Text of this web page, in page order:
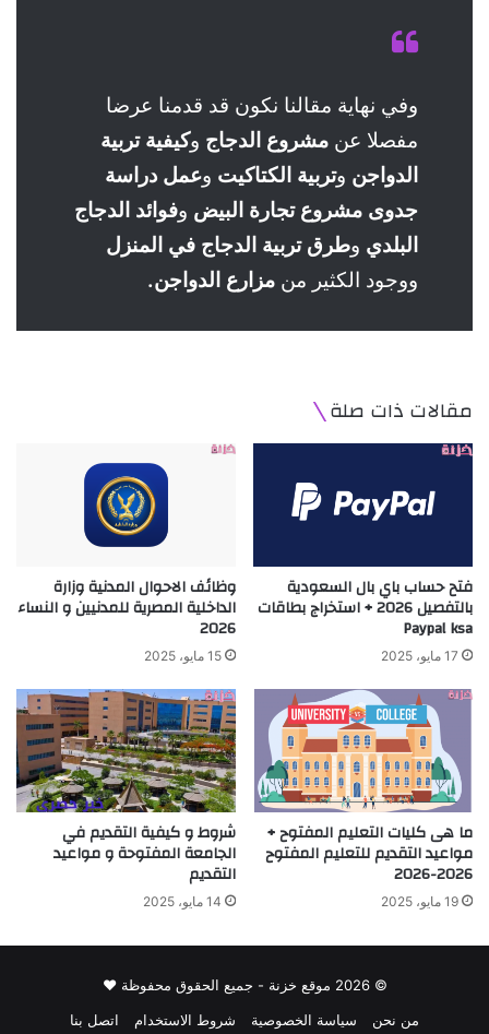
وفي نهاية مقالنا نكون قد قدمنا عرضا
مفصلا عن مشروع الدجاج وكيفية تربية
الدواجن وتربية الكتاكيت وعمل دراسة
جدوى مشروع تجارة البيض وفوائد الدجاج
البلدي وطرق تربية الدجاج في المنزل
ووجود الكثير من مزارع الدواجن.
مقالات ذات صلة
فتح حساب باي بال السعودية
بالتفصيل 2026 + استخراج بطاقات
Paypal ksa
17 مايو، 2025
وظائف الاحوال المدنية وزارة
الداخلية المصرية للمدنيين و النساء
2026
15 مايو، 2025
ما هى كليات التعليم المفتوح +
مواعيد التقديم للتعليم المفتوح
2026-2026
19 مايو، 2025
شروط و كيفية التقديم في
الجامعة المفتوحة و مواعيد
التقديم
14 مايو، 2025
© 2026 موقع خزنة - جميع الحقوق محفوظة ♥
من نحن
سياسة الخصوصية شروط الاستخدام اتصل بنا